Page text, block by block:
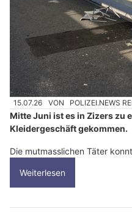
15.07.26 VON POLIZEI.NEWS
Mitte Juni ist es in Zizers zu
Kleidergeschäft gekommen.
Die mutmasslichen Täter
Weiterlesen